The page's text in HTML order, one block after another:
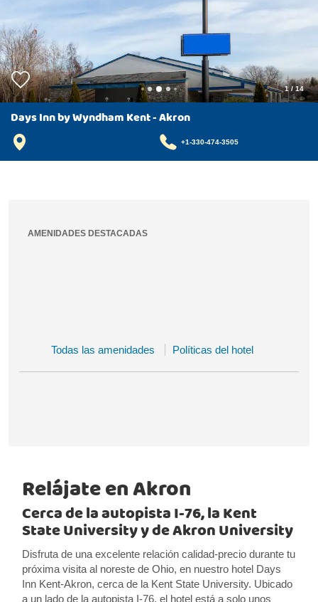
1/ 14
Days Inn by Wyndham Kent - Akron
+1-330-474-3505
AMENIDADES DESTACADAS
Todas las amenidades Políticas del hotel
Relájate en Akron
Cerca de la autopista I-76, la Kent
State University y de Akron University
Disfruta de una excelente relación calidad-precio durante tu
próxima visita al noreste de Ohio, en nuestro hotel Days
Inn Kent-Akron, cerca de la Kent State University. Ubicado
a un lado de la autopista I-76, el hotel está a solo unos